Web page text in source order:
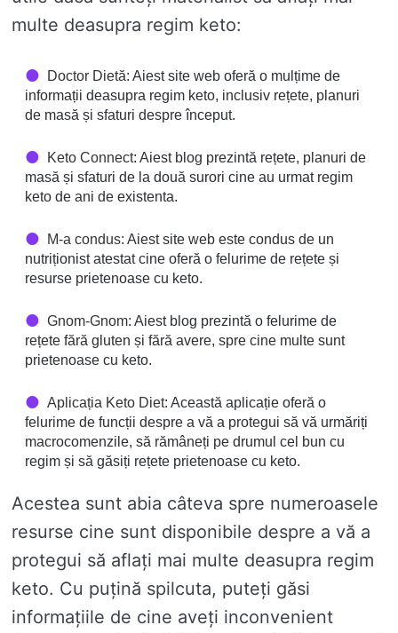
multe deasupra regim keto:
Doctor Dietă: Aiest site web oferă o mulțime de
informații deasupra regim keto, inclusiv rețete, planuri
de masă și sfaturi despre început.
Keto Connect: Aiest blog prezintă rețete, planuri de
masă și sfaturi de la două surori cine au urmat regim
keto de ani de existenta.
M-a condus: Aiest site web este condus de un
nutriționist atestat cine oferă o felurime de rețete și
resurse prietenoase cu keto.
Gnom-Gnom: Aiest blog prezintă o felurime de
rețete fără gluten și fără avere, spre cine multe sunt
prietenoase cu keto.
Aplicația Keto Diet: Această aplicație oferă o
felurime de funcții despre a vă a protegui să vă urmăriți
macrocomenzile, să rămâneți pe drumul cel bun cu
regim și să găsiți rețete prietenoase cu keto.
Acestea sunt abia câteva spre numeroasele
resurse cine sunt disponibile despre a vă a
protegui să aflați mai multe deasupra regim
keto. Cu puțină spilcuta, puteți găsi
informațiile de cine aveți inconvenient